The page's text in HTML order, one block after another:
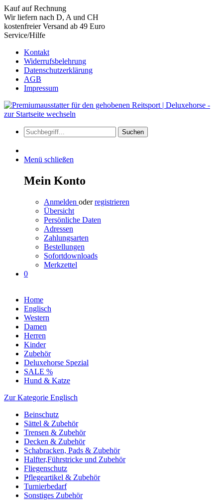
Kauf auf Rechnung
Wir liefern nach D, A und CH
kostenfreier Versand ab 49 Euro
Service/Hilfe
Kontakt
Widerrufsbelehrung
Datenschutzerklärung
AGB
Impressum
Suchen
Menü schließen
Mein Konto
Anmelden oderregistrieren
Übersicht
Persönliche Daten
Adressen
Zahlungsarten
Bestellungen
Sofortdownloads
Merkzettel
0
Home
Englisch
Western
Damen
Herren
Kinder
Zubehör
Deluxehorse Spezial
SALE %
Hund & Katze
Zur Kategorie Englisch
Beinschutz
Sättel & Zubehör
Trensen & Zubehör
Decken & Zubehör
Schabracken, Pads & Zubehör
Halfter,Führstricke und Zubehör
Fliegenschutz
Pflegeartikel & Zubehör
Turnierbedarf
Sonstiges Zubehör